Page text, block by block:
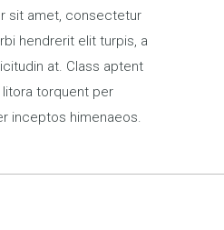
sit amet, consectetur
hendrerit elit turpis, a
at. Class aptent
torquent per
inceptos himenaeos.